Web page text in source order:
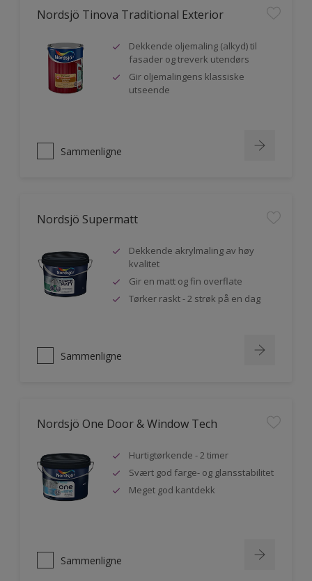
Nordsjö Tinova Traditional Exterior
Dekkende oljemaling (alkyd) til
fasader og treverk utendørs
Gir oljemalingens klassiske
utseende
Sammenligne
Nordsjö Supermatt
Dekkende akrylmaling av høy
kvalitet
Gir en matt og fin overflate
Tørker raskt - 2 strøk på en dag
Sammenligne
Nordsjö One Door & Window Tech
Hurtigtørkende - 2 timer
Svært god farge- og glansstabilitet
Meget god kantdekk
Sammenligne